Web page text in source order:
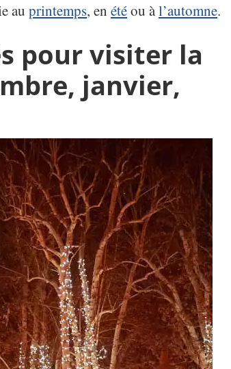
au printemps, en étéou àl’automne.
pour visiter la
janvier,